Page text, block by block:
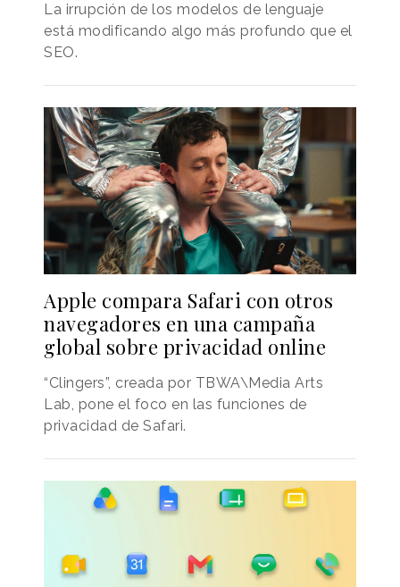
La irrupción de los modelos de lenguaje
está modificando algo más profundo que el
SEO.
Apple compara Safari con otros
navegadores en una campaña
global sobre privacidad online
“Clingers”, creada por TBWA\Media Arts
Lab, pone el foco en las funciones de
privacidad de Safari.